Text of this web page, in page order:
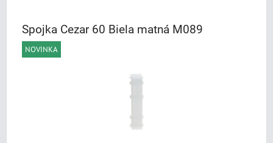
Spojka Cezar 60 Biela matná M089
NOVINKA